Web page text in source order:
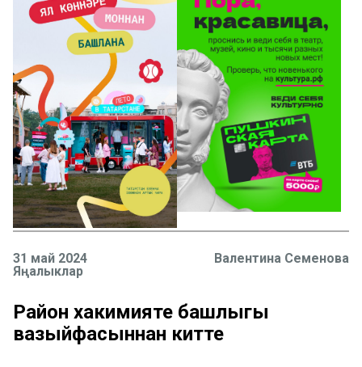
31 май 2024
Яңалыклар
Валентина Семенова
Район хакимияте башлыгы
вазыйфасыннан китте